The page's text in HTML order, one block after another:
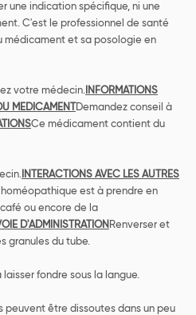
une indication spécifique, ni une
C'est le professionnel de santé
médicament et sa posologie en
votre médecin. INFORMATIONS
MEDICAMENTDemandez conseil à
Ce médicament contient du
INTERACTIONS AVEC LES AUTRES
est à prendre en
ou encore de la
D'ADMINISTRATION Renverser et
granules du tube.
fondre sous la langue.
peuvent être dissoutes dans un peu